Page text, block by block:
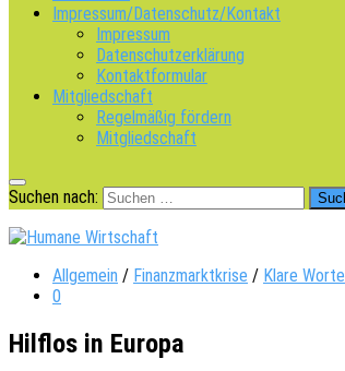
Impressum/Datenschutz/Kontakt
Impressum
Datenschutzerklärung
Kontaktformular
Mitgliedschaft
Regelmäßig fördern
Mitgliedschaft
Suchen nach:
Allgemein / Finanzmarktkrise / Klare Worte
0
Hilflos in Europa